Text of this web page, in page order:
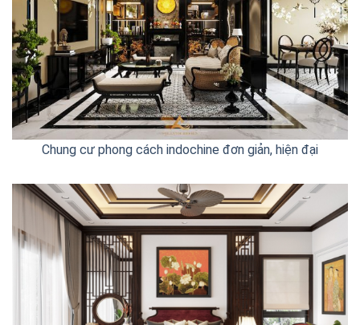
Chung cư phong cách indochine đơn giản, hiện đại